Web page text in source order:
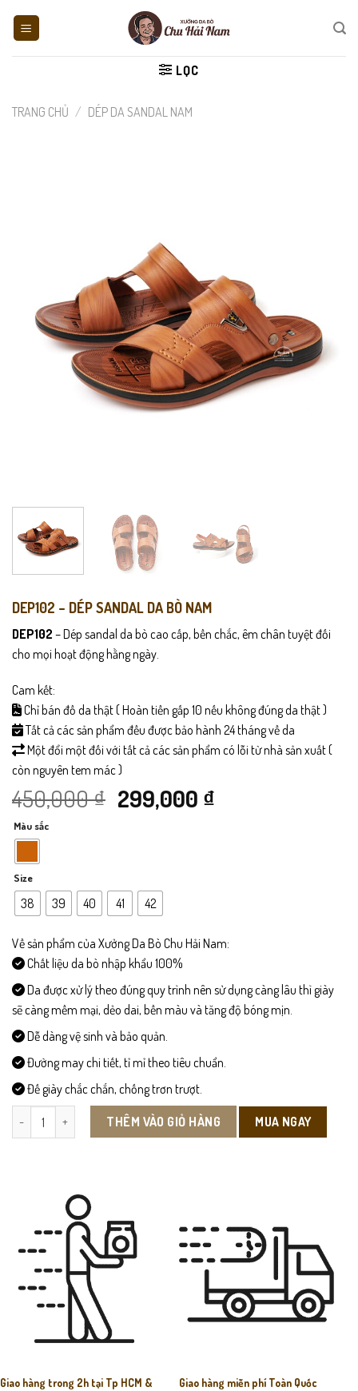
LỌC
TRANG CHỦ / DÉP DA SANDAL NAM
DEP102 – DÉP SANDAL DA BÒ NAM
DEP102 – Dép sandal da bò cao cấp, bền chắc, êm chân tuyệt đối
cho mọi hoạt động hằng ngày.
Cam kết:
Chỉ bán đồ da thật ( Hoàn tiền gấp 10 nếu không đúng da thật )
Tất cả các sản phẩm đều được bảo hành 24 tháng về da
Một đổi một đối với tất cả các sản phẩm có lỗi từ nhà sản xuất (
còn nguyên tem mác )
450,000₫ Giá
450,000 ₫.
299,000 ₫Giá
299,000 ₫.
Màu sắc
Size
38 39 40 41 42
Về sản phẩm của Xưởng Da Bò Chu Hải Nam:
Chất liệu da bò nhập khẩu 100%
Da được xử lý theo đúng quy trình nên sử dụng càng lâu thì giày
sẽ càng mềm mại, dẻo dai, bền màu và tăng độ bóng mịn.
Dễ dàng vệ sinh và bảo quản.
Đường may chi tiết, tỉ mỉ theo tiêu chuẩn.
Đế giày chắc chắn, chống trơn trượt.
DEP102 - Dép Sandal Da Bò Nam số lượng
THÊM VÀO GIỎ HÀNG MUA NGAY
Giao hàng trong 2h tại Tp HCM &
Giao hàng miễn phí Toàn Quốc